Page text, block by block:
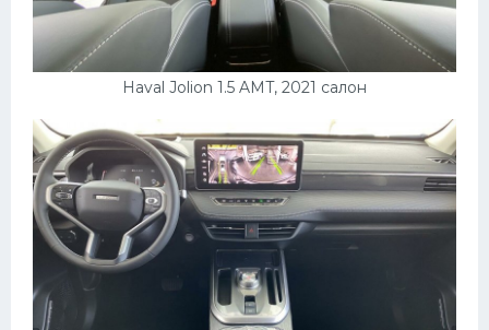
Haval Jolion 1.5 AMT, 2021 салон